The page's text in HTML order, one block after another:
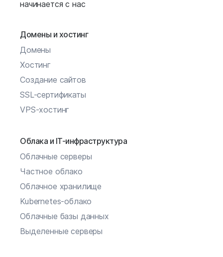
начинается с нас
Домены и хостинг
Домены
Хостинг
Создание сайтов
SSL-сертификаты
VPS-хостинг
Облака и IT-инфраструктура
Облачные серверы
Частное облако
Облачное хранилище
Kubernetes-облако
Облачные базы данных
Выделенные серверы